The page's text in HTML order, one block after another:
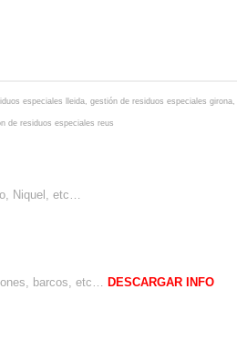
especiales lleida gestión de residuos especiales girona
de residuos especiales reus
Niquel, etc…
barcos, etc… DESCARGAR INFO